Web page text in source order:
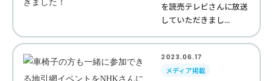
を読売テレビさんに放送
していただきまし...
2023.06.17
メディア掲載